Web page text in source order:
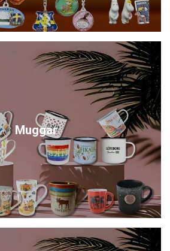
Muggar